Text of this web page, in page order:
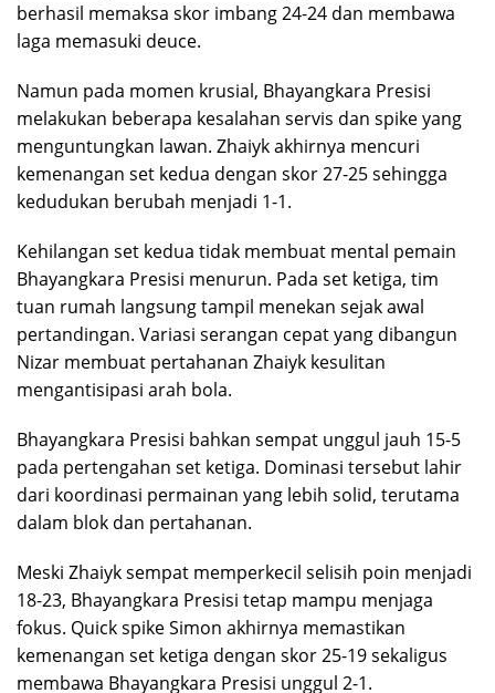
berhasil memaksa skor imbang 24-24 dan membawa
laga memasuki deuce.
Namun pada momen krusial, Bhayangkara Presisi
melakukan beberapa kesalahan servis dan spike yang
menguntungkan lawan. Zhaiyk akhirnya mencuri
kemenangan set kedua dengan skor 27-25 sehingga
kedudukan berubah menjadi 1-1.
Kehilangan set kedua tidak membuat mental pemain
Bhayangkara Presisi menurun. Pada set ketiga, tim
tuan rumah langsung tampil menekan sejak awal
pertandingan. Variasi serangan cepat yang dibangun
Nizar membuat pertahanan Zhaiyk kesulitan
mengantisipasi arah bola.
Bhayangkara Presisi bahkan sempat unggul jauh 15-5
pada pertengahan set ketiga. Dominasi tersebut lahir
dari koordinasi permainan yang lebih solid, terutama
dalam blok dan pertahanan.
Meski Zhaiyk sempat memperkecil selisih poin menjadi
18-23, Bhayangkara Presisi tetap mampu menjaga
fokus. Quick spike Simon akhirnya memastikan
kemenangan set ketiga dengan skor 25-19 sekaligus
membawa Bhayangkara Presisi unggul 2-1.